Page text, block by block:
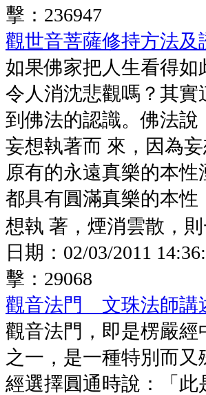
擊： 236947
觀世音菩薩修持方法
如果佛家把人生看得
令人消沈悲觀嗎？其
到佛法的認識。佛法
妄想執著而 來，因為
原有的永遠真樂的本
都具有圓滿真樂的本
想執 著，煙消雲散，則
日期： 02/03/2011
擊： 29068
觀音法門 文珠法師講
觀音法門，即是楞嚴
之一，是一種特別而
經選擇圓通時說：「